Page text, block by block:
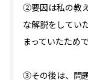
②要因は私の教
な解説をしてい
まっていたためで
③その後は、問